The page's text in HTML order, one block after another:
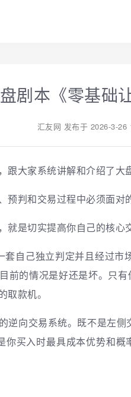
剧本《零基础
汇友网 发布于 2026-3-26
大家系统讲解和介绍了大
判和交易过程中必须面对
就是切实提高你自己的核心
自己独立判定并且经过
前的情况是好还是坏。只
取款机。
逆向交易系统。既不是左
你买入时最具成本优势和